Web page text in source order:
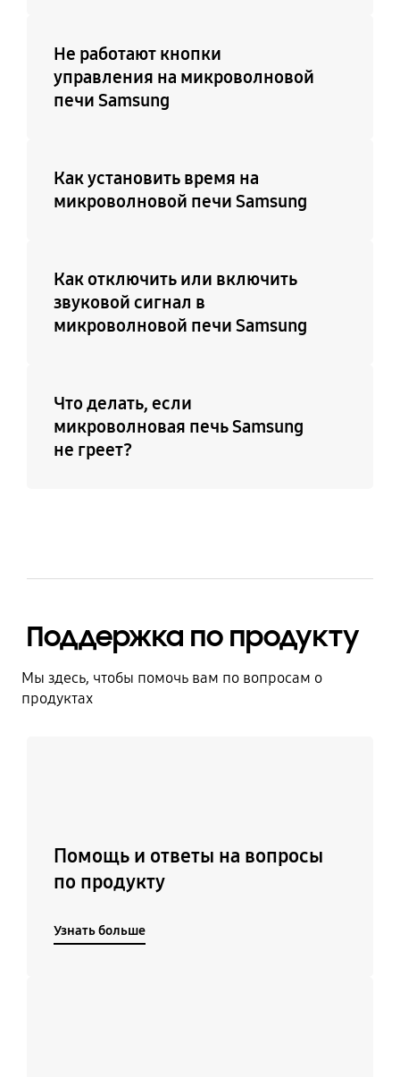
Не работают кнопки
управления на микроволновой
печи Samsung
Как установить время на
микроволновой печи Samsung
Как отключить или включить
звуковой сигнал в
микроволновой печи Samsung
Что делать, если
микроволновая печь Samsung
не греет?
Поддержка по продукту
Мы здесь, чтобы помочь вам по вопросам о
продуктах
Помощь и ответы на вопросы
по продукту
Узнать больше